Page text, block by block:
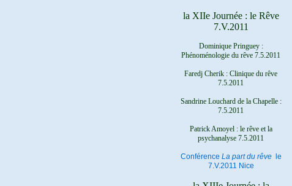
la XIIe Journée : le Rêve
7.V.2011
Dominique Pringuey :
Phénoménologie du rêve 7.5.2011
Faredj Cherik : Clinique du rêve
7.5.2011
Sandrine Louchard de la Chapelle :
7.5.2011
Patrick Amoyel : le rêve et la
psychanalyse 7.5.2011
Conférence La part du rêve
le
7.V.2011 Nice